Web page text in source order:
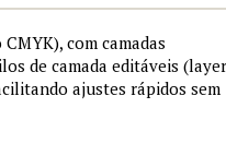
com camadas
de camada editáveis (layer
ajustes rápidos sem